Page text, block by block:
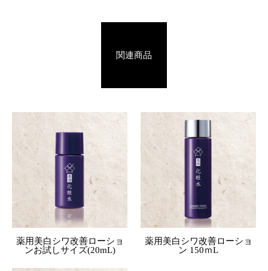
関連商品
薬用美白シワ改善ローショ
ンお試しサイズ(20mL)
薬用美白シワ改善ローショ
ン 150ｍL